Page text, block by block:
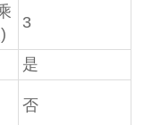
3
是
否